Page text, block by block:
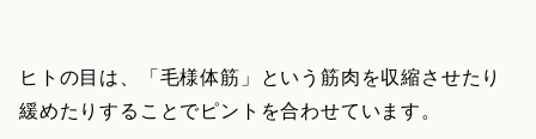
ヒトの目は、「毛様体筋」という筋肉を収縮させたり
緩めたりすることでピントを合わせています。